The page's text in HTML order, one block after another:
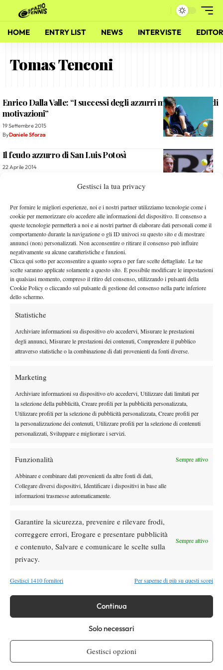
Gestisci la tua privacy
Per fornire le migliori esperienze, noi e i nostri partner utilizziamo tecnologie come i
cookie per memorizzare e/o accedere alle informazioni del dispositivo. Il consenso a
queste tecnologie permetterà a noi e ai nostri partner di elaborare dati personali come il
comportamento durante la navigazione o gli ID univoci su questo sito e di mostrare
annunci (non) personalizzati. Non acconsentire o ritirare il consenso può influire
negativamente su alcune caratteristiche e funzioni.
Clicca qui sotto per acconsentire a quanto sopra o per fare scelte dettagliate. Le tue
scelte saranno applicate solamente a questo sito. È possibile modificare le impostazioni
in qualsiasi momento, compreso il ritiro del consenso, utilizzando i pulsanti della
Cookie Policy o cliccando sul pulsante di gestione del consenso nella parte inferiore
dello schermo.
Statistiche
Archiviare informazioni su dispositivo e/o accedervi, Misurare le prestazioni
degli annunci, Misurare le prestazioni dei contenuti, Comprendere il pubblico
attraverso statistiche o la combinazione di dati provenienti da fonti diverse.
Marketing
Archiviare informazioni su dispositivo e/o accedervi, Utilizzare dati limitati per
la selezione della pubblicità, Creare profili per la pubblicità personalizzata,
Utilizzare profili per la selezione di pubblicità personalizzata, Creare profili per
la personalizzazione dei contenuti, Utilizzare profili per la selezione di contenuti
personalizzati, Sviluppare e migliorare i servizi.
Funzionalità Sempre attivo
Abbinare e combinare dati provenienti da altre fonti di dati,
Collegare diversi dispositivi, Identificare i dispositivi in base alle
informazioni trasmesse automaticamente.
Garantire la sicurezza, prevenire e rilevare frodi,
correggere errori, Erogare e presentare pubblicità
e contenuto, Salvare e comunicare le scelte sulla
privacy.
Sempre attivo
Gestisci 1410 fornitori Per saperne di più su questi scopi
Continua
Solo necessari
Gestisci opzioni
HOME ENTRY LIST NEWS INTERVISTE
Tomas Tenconi
Enrico Dalla Valle: “I successi degli azzurri mi danno grandi
motivazioni”
19 Settembre 2015
ByDaniele Sforza
Il feudo azzurro di San Luis Potosì
22 Aprile 2014
Le promesse «in panchina»
6 Aprile 2014
Alessandro Nizegorodcew
Dalla Valle: “Tirrenia è la scelta giusta”
21 Novembre 2013
Alessandro Nizegorodcew
Facebook
Instagram
Testata giornalisticaSpazio Tennisregistrata Aut-Trib Milano n°
10268 del 15/09/2025
Direttore Responsabile: Alessandro Nizegorodcew
HOME
WTA